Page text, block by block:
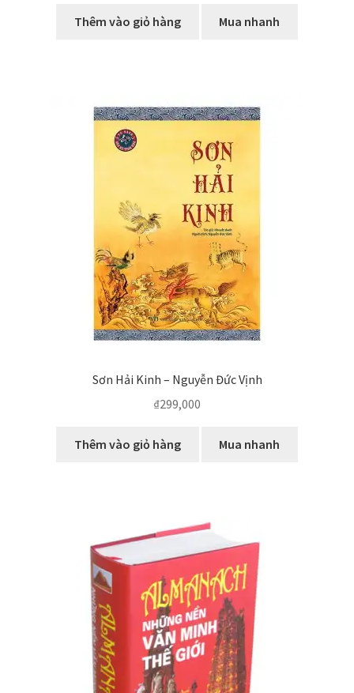
là:
tại
Thêm vào giỏ hàng Mua nhanh
Sơn Hải Kinh – Nguyễn Đức Vịnh
₫299,000
Thêm vào giỏ hàng Mua nhanh